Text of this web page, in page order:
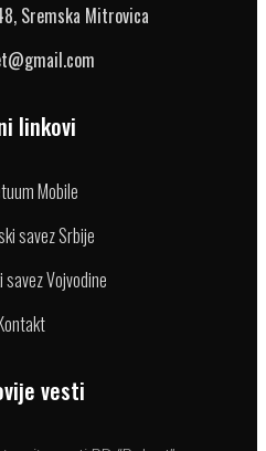
Sremska Mitrovica
linkovi
Mobile
savez Srbije
Vojvodine
vesti